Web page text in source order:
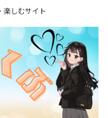
楽しむサイト